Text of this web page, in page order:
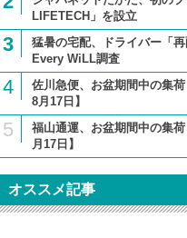
LIFETECH」を設立
3
猛暑の宅配、ドライバー「
Every WiLL調査
4
佐川急便、お盆期間中の集
8月17日】
5
福山通運、お盆期間中の集
月17日】
オススメ記事